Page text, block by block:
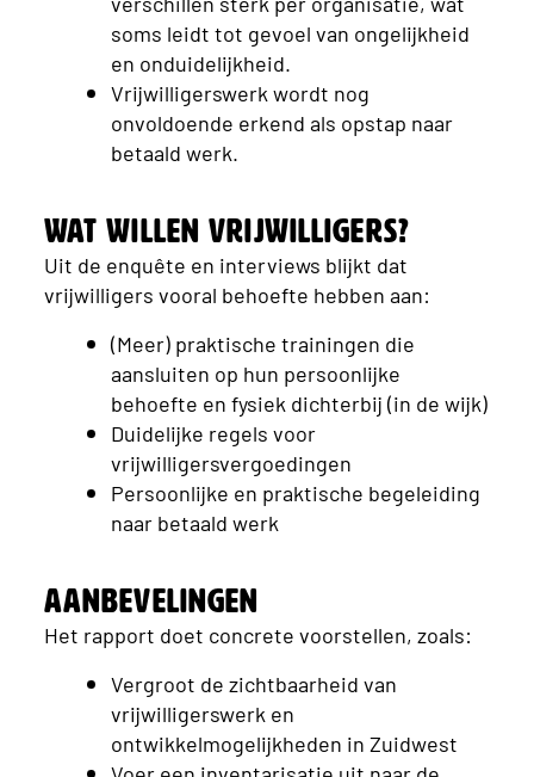
soms leidt tot gevoel van ongelijkheid
en onduidelijkheid.
Vrijwilligerswerk wordt nog
onvoldoende erkend als opstap naar
betaald werk.
Wat willen vrijwilligers?
Uit de enquête en interviews blijkt dat
vrijwilligers vooral behoefte hebben aan:
(Meer) praktische trainingen die
aansluiten op hun persoonlijke
behoefte en fysiek dichterbij (in de wijk)
Duidelijke regels voor
vrijwilligersvergoedingen
Persoonlijke en praktische begeleiding
naar betaald werk
Aanbevelingen
Het rapport doet concrete voorstellen, zoals:
Vergroot de zichtbaarheid van
vrijwilligerswerk en
ontwikkelmogelijkheden in Zuidwest